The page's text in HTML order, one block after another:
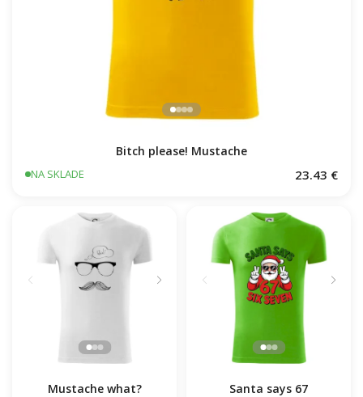
Bitch please! Mustache
NA SKLADE 23.43 €
Mustache what? Santa says 67